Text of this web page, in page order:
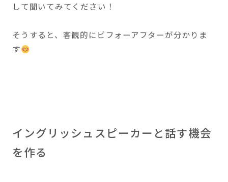
して聞いてみてください！
そうすると、客観的にビフォーアフターが分かりま
す
イングリッシュスピーカーと話す機会
を作る